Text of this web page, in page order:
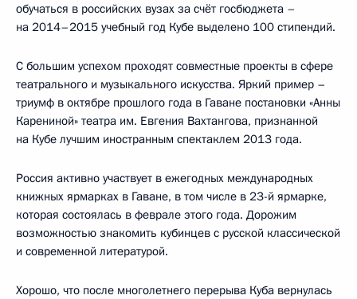
обучаться в российских вузах за счёт госбюджета –
на 2014–2015 учебный год Кубе выделено 100 стипендий.
С большим успехом проходят совместные проекты в сфере
театрального и музыкального искусства. Яркий пример –
триумф в октябре прошлого года в Гаване постановки «Анны
Карениной» театра им. Евгения Вахтангова, признанной
на Кубе лучшим иностранным спектаклем 2013 года.
Россия активно участвует в ежегодных международных
книжных ярмарках в Гаване, в том числе в 23-й ярмарке,
которая состоялась в феврале этого года. Дорожим
возможностью знакомить кубинцев с русской классической
и современной литературой.
Хорошо, что после многолетнего перерыва Куба вернулась